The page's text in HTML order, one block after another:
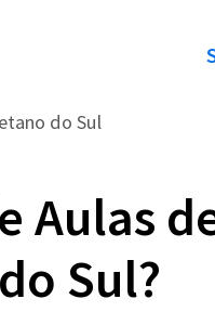
do Sul
Aulas
Sul?